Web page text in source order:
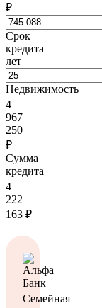
₽
Срок
кредита
лет
Недвижимость
4
967
250
₽
Сумма
кредита
4
222
163 ₽
Семейная